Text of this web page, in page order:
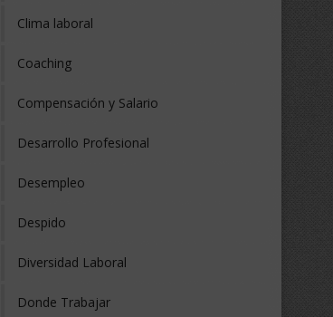
Clima laboral
Coaching
Compensación y Salario
Desarrollo Profesional
Desempleo
Despido
Diversidad Laboral
Donde Trabajar